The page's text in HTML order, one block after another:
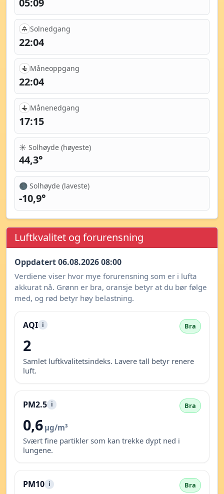
Solnedgang
22:04
Måneoppgang
22:04
Månenedgang
17:15
☀️ Solhøyde (høyeste)
44,3°
🌑 Solhøyde (laveste)
-10,9°
Luftkvalitet og forurensning
Oppdatert 06.08.2026 08:00
Verdiene viser hvor mye forurensning som er i lufta
akkurat nå. Grønn er bra, oransje betyr at du bør følge
med, og rød betyr høy belastning.
AQI i Bra
2
Samlet luftkvalitetsindeks. Lavere tall betyr renere
luft.
PM2.5 i Bra
0,6 µg/m³
Svært fine partikler som kan trekke dypt ned i
lungene.
PM10 i Bra